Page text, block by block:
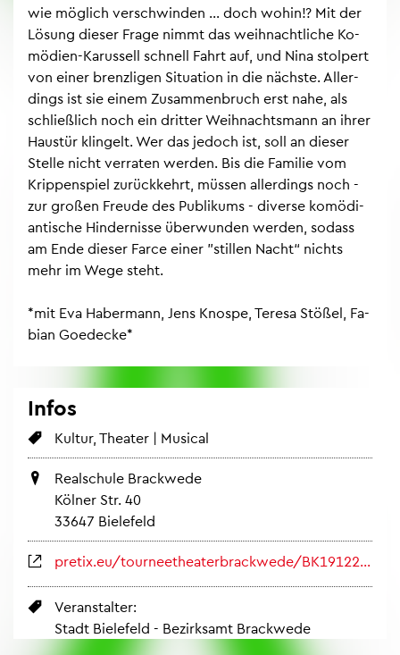
wie mög­lich ver­schwin­den … doch wohin!? Mit der
Lö­sung die­ser Frage nimmt das weih­nacht­li­che Ko­
mö­di­en-Ka­rus­sell schnell Fahrt auf, und Nina stol­pert
von einer brenz­li­gen Si­tua­ti­on in die nächs­te. Al­ler­
dings ist sie einem Zu­sam­men­bruch erst nahe, als
schlie­ß­lich noch ein drit­ter Weih­nachts­mann an ihrer
Haus­tür klin­gelt. Wer das je­doch ist, soll an die­ser
Stel­le nicht ver­ra­ten wer­den. Bis die Fa­mi­lie vom
Krip­pen­spiel zu­rück­kehrt, müs­sen al­ler­dings noch -
zur gro­ßen Freu­de des Pu­bli­kums - di­ver­se ko­mö­di­
an­ti­sche Hin­der­nis­se über­wun­den wer­den, so­dass
am Ende die­ser Farce einer "stil­len Nacht“ nichts
mehr im Wege steht.
*mit Eva Ha­ber­mann, Jens Knos­pe, Te­re­sa Stö­ßel, Fa­
bi­an Go­e­de­cke*
Infos
Kul­tur, Thea­ter | Mu­si­cal
Re­al­schu­le Brack­we­de
Köl­ner Str. 40
33647 Bie­le­feld
pre­tix.eu/tour­nee­thea­ter­brack­we­de/BK191226/
Ver­an­stal­ter:
Stadt Bie­le­feld - Be­zirks­amt Brack­we­de